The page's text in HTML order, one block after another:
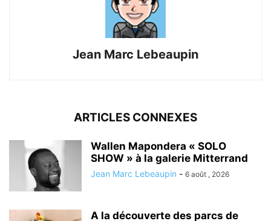
Jean Marc Lebeaupin
ARTICLES CONNEXES
Wallen Mapondera « SOLO
SHOW » à la galerie Mitterrand
Jean Marc Lebeaupin - 6 août , 2026
A la découverte des parcs de